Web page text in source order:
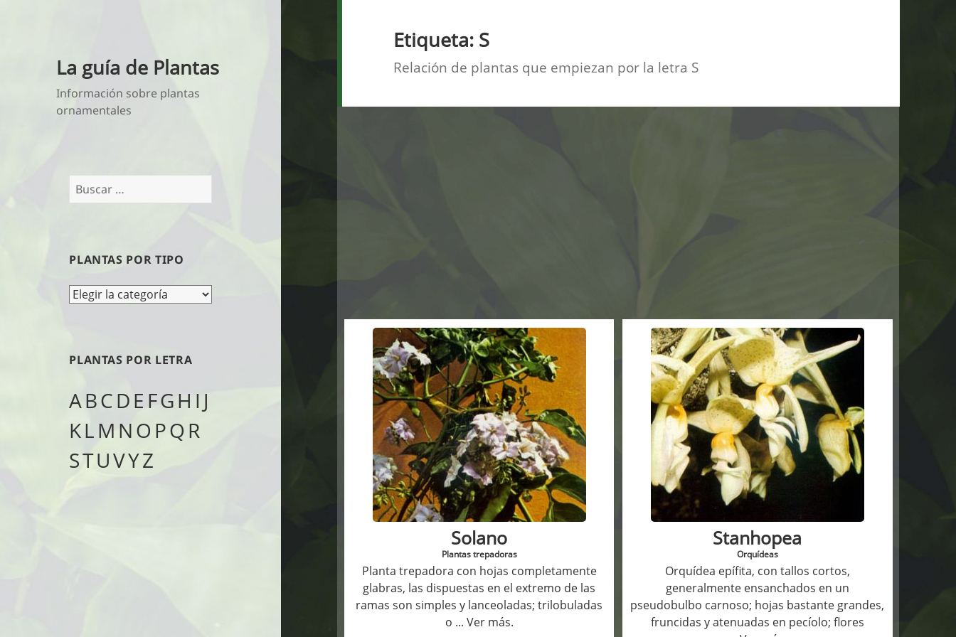
La guía de Plantas
Información sobre plantas
ornamentales
Buscar:
PLANTAS POR TIPO
Plantas
PLANTAS POR LETRA
ABCDE FGH I J
KLM NO PQ R
STUVYZ
Etiqueta: S
Relación de plantas que empiezan por la letra S
Solano
Plantas trepadoras
Planta trepadora con hojas completamente
glabras, las dispuestas en el extremo de las
ramas son simples y lanceoladas; trilobuladas
o ... Ver más.
Stanhopea
Orquídeas
Orquídea epífita, con tallos cortos,
generalmente ensanchados en un
pseudobulbo carnoso; hojas bastante grandes,
fruncidas y atenuadas en pecíolo; flores